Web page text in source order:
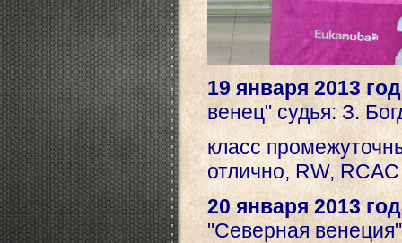
19 января 2013
венец" судья: З.
класс
отлично,RW, RCAC
20 января 2013
"Северная